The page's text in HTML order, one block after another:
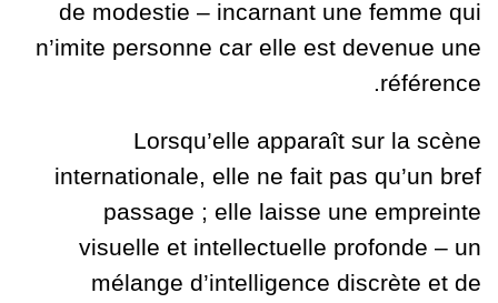
de modestie – incarnant une femme qui
n’imite personne car elle est devenue une
référence.
Lorsqu’elle apparaît sur la scène
internationale, elle ne fait pas qu’un bref
passage ; elle laisse une empreinte
visuelle et intellectuelle profonde – un
mélange d’intelligence discrète et de